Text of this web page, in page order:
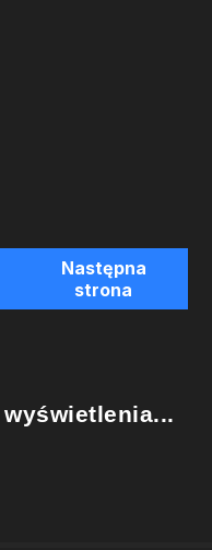
Następna
strona